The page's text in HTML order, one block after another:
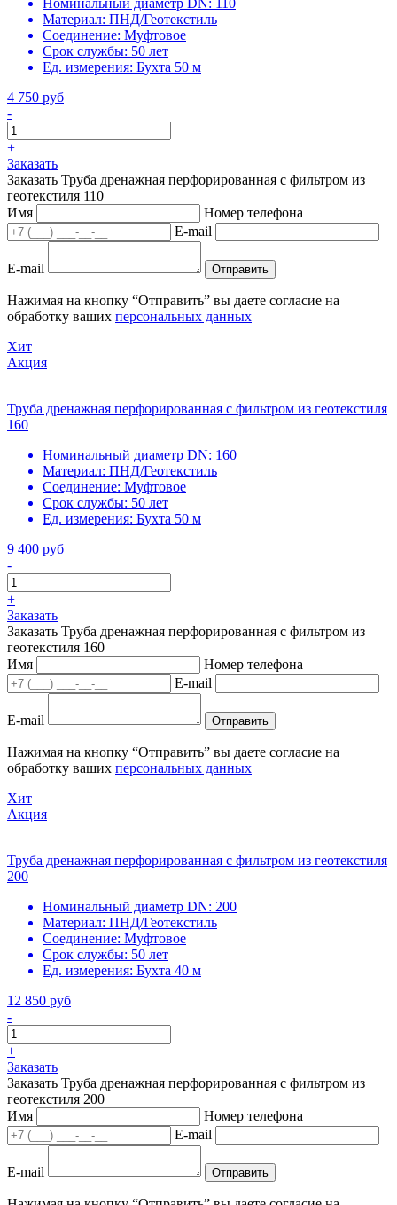
Номинальный диаметр DN:
110
Материал: ПНД/Геотекстиль
Соединение: Муфтовое
Срок службы: 50 лет
Ед. измерения: Бухта 50 м
4 750 руб
-
+
Заказать
Заказать Труба дренажная перфорированная с фильтром из
геотекстиля 110
Имя
Номер телефона
E-mail
E-mail Отправить
Нажимая на кнопку “Отправить” вы даете согласие на
обработку ваших персональных данных
Хит
Акция
Труба дренажная перфорированная с фильтром из геотекстиля
160
Номинальный диаметр DN: 160
Материал: ПНД/Геотекстиль
Соединение: Муфтовое
Срок службы: 50 лет
Ед. измерения: Бухта 50 м
9 400 руб
-
+
Заказать
Заказать Труба дренажная перфорированная с фильтром из
геотекстиля 160
Имя
Номер телефона
E-mail
E-mail Отправить
Нажимая на кнопку “Отправить” вы даете согласие на
обработку ваших персональных данных
Хит
Акция
Труба дренажная перфорированная с фильтром из геотекстиля
200
Номинальный диаметр DN: 200
Материал: ПНД/Геотекстиль
Соединение: Муфтовое
Срок службы: 50 лет
Ед. измерения: Бухта 40 м
12 850 руб
-
+
Заказать
Заказать Труба дренажная перфорированная с фильтром из
геотекстиля 200
Имя
Номер телефона
E-mail
E-mail Отправить